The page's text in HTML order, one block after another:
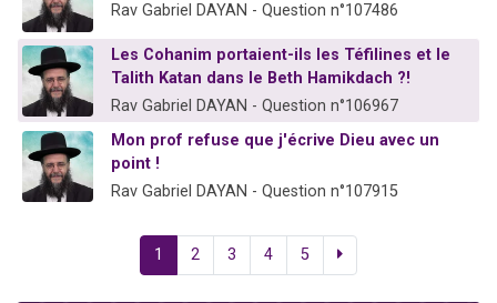
Rav Gabriel DAYAN - Question n°107486
Les Cohanim portaient-ils les Téfilines et le
Talith Katan dans le Beth Hamikdach ?!
Rav Gabriel DAYAN - Question n°106967
Mon prof refuse que j'écrive Dieu avec un
point !
Rav Gabriel DAYAN - Question n°107915
1 2 3 4 5